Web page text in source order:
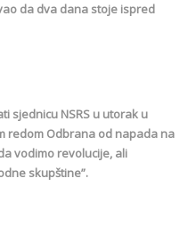
da dva dana stoje ispred
sjednicu NSRS u utorak u
redom Odbrana od napada na
vodimo revolucije, ali
skupštine”.